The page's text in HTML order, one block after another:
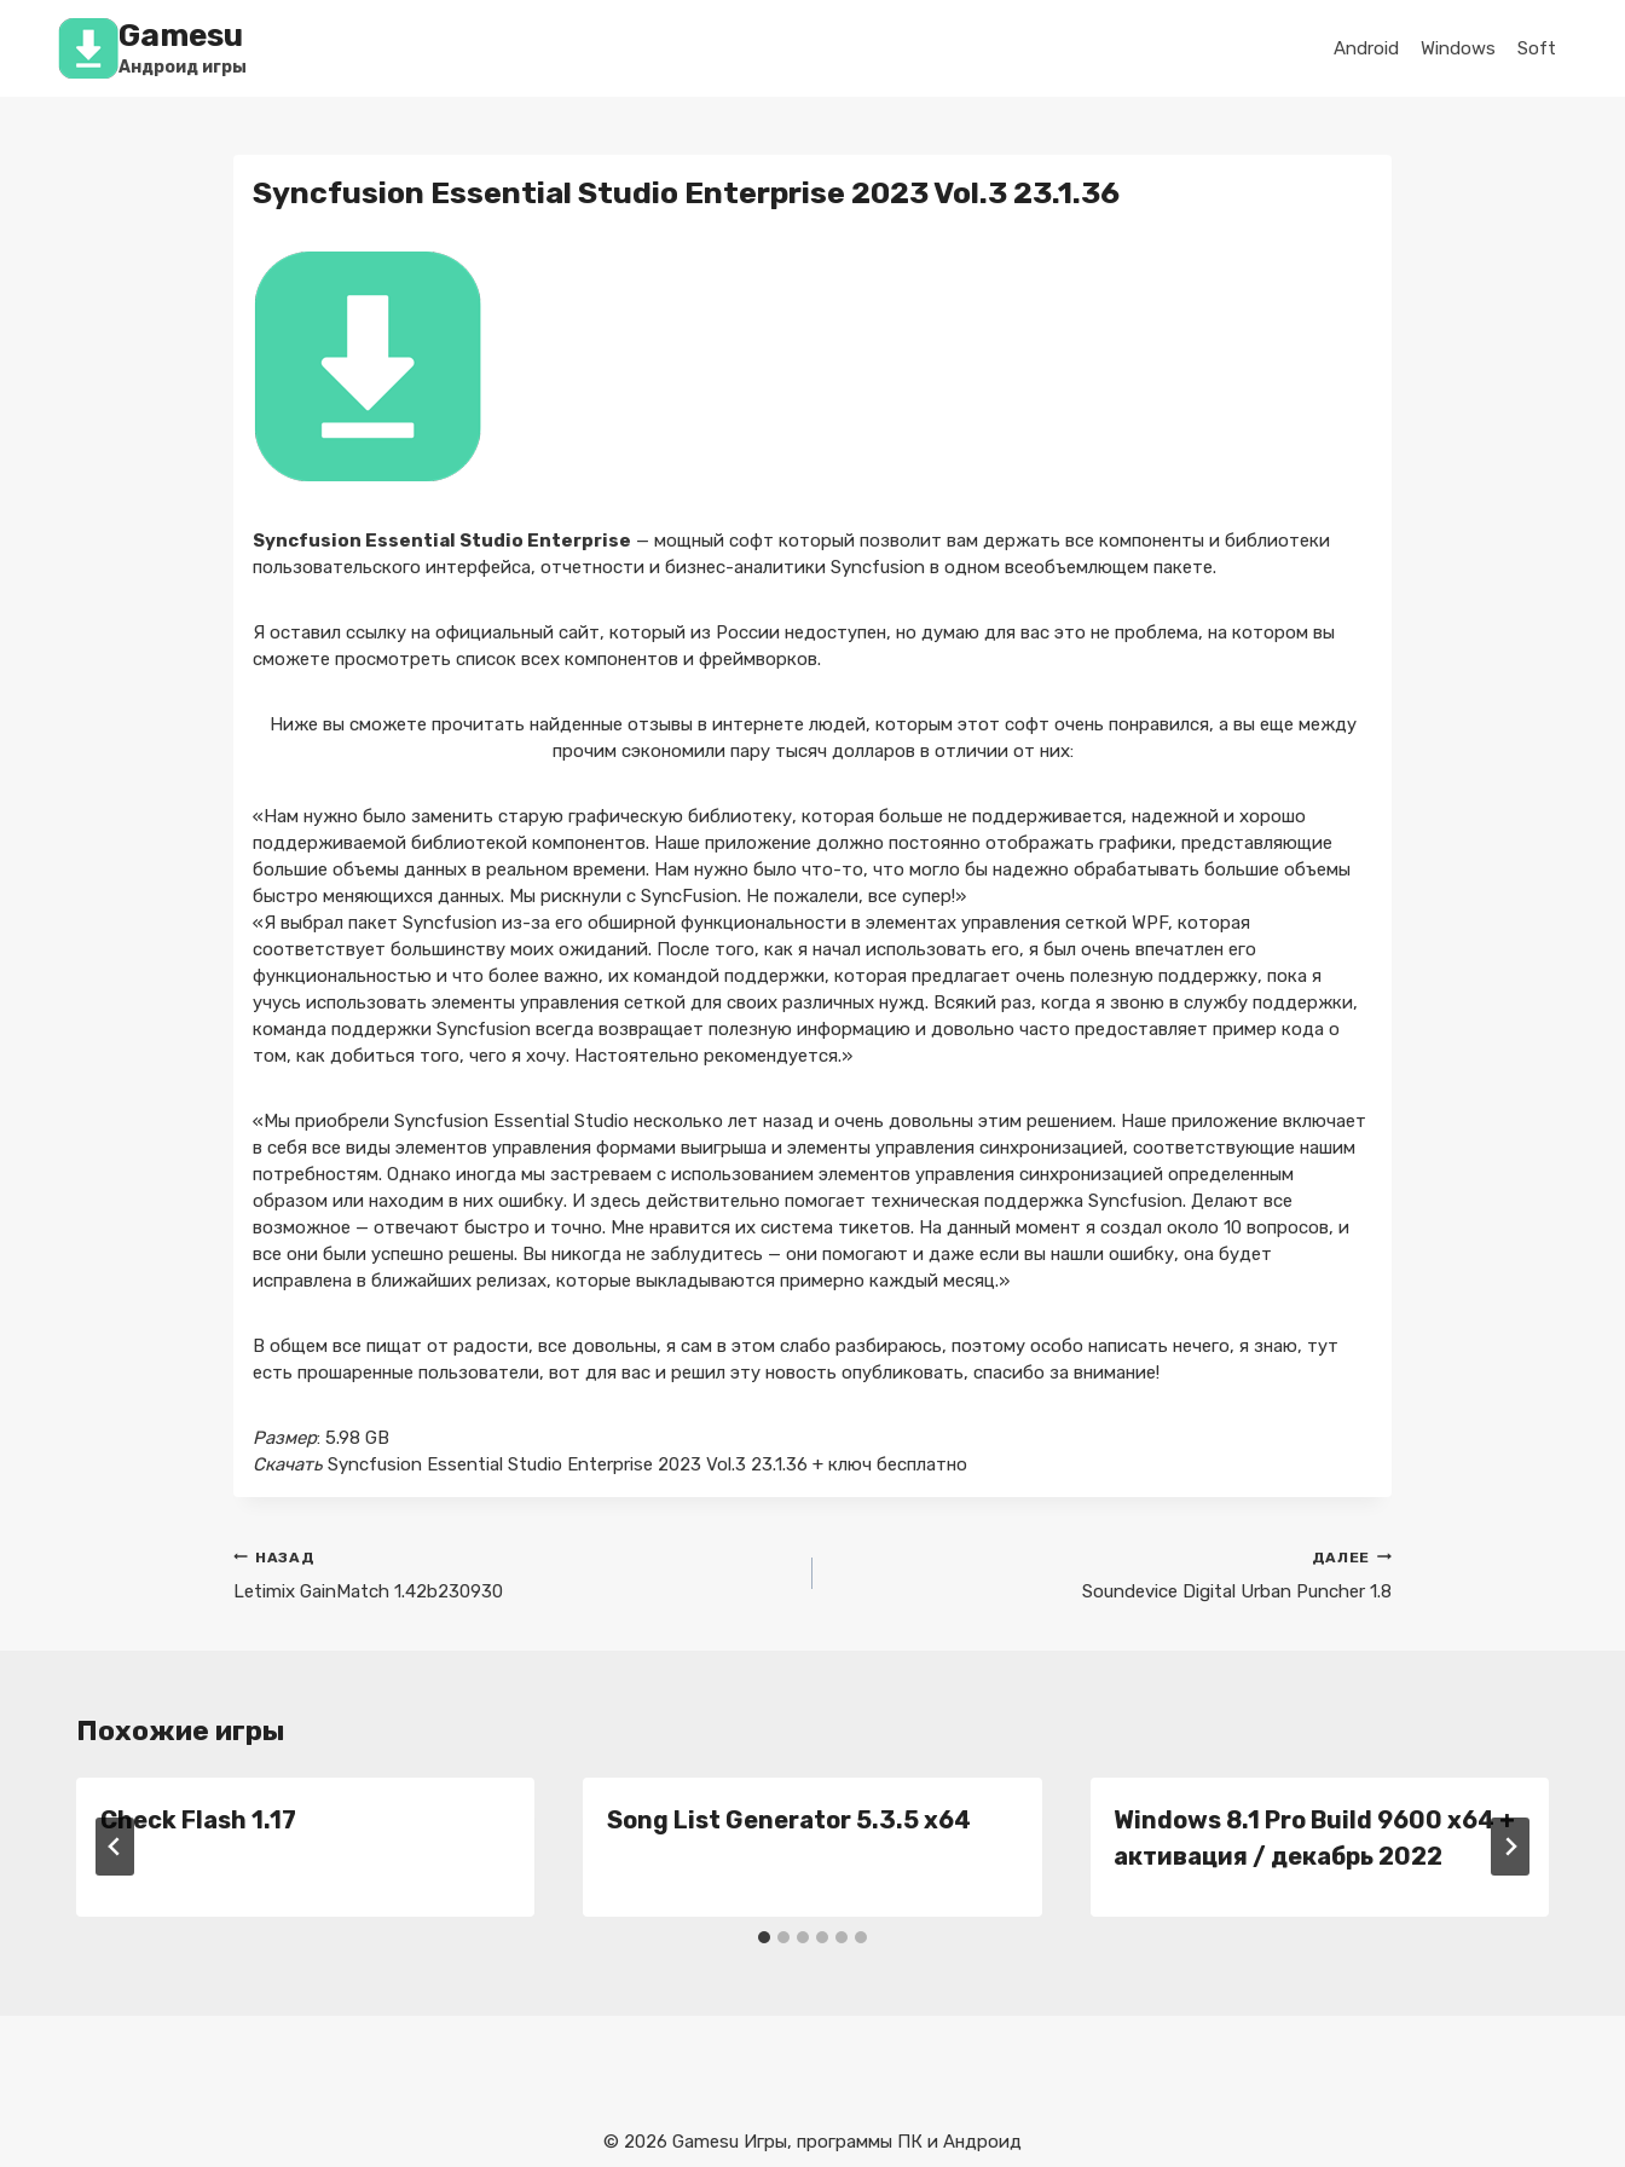
Перейти
содержимому
Gamesu
Андроид игры
Android Windows Soft
Syncfusion Essential Studio Enterprise 2023 Vol.3 23.1.36
Syncfusion Essential Studio Enterprise — мощный софт который позволит вам держать все компоненты и библиотеки
пользовательского интерфейса, отчетности и бизнес-аналитики Syncfusion в одном всеобъемлющем пакете.
Я оставил ссылку на официальный сайт, который из России недоступен, но думаю для вас это не проблема, на котором вы
сможете просмотреть список всех компонентов и фреймворков.
Ниже вы сможете прочитать найденные отзывы в интернете людей, которым этот софт очень понравился, а вы еще между
прочим сэкономили пару тысяч долларов в отличии от них:
«Нам нужно было заменить старую графическую библиотеку, которая больше не поддерживается, надежной и хорошо
поддерживаемой библиотекой компонентов. Наше приложение должно постоянно отображать графики, представляющие
большие объемы данных в реальном времени. Нам нужно было что-то, что могло бы надежно обрабатывать большие объемы
быстро меняющихся данных. Мы рискнули с SyncFusion. Не пожалели, все супер!»
«Я выбрал пакет Syncfusion из-за его обширной функциональности в элементах управления сеткой WPF, которая
соответствует большинству моих ожиданий. После того, как я начал использовать его, я был очень впечатлен его
функциональностью и что более важно, их командой поддержки, которая предлагает очень полезную поддержку, пока я
учусь использовать элементы управления сеткой для своих различных нужд. Всякий раз, когда я звоню в службу поддержки,
команда поддержки Syncfusion всегда возвращает полезную информацию и довольно часто предоставляет пример кода о
том, как добиться того, чего я хочу. Настоятельно рекомендуется.»
«Мы приобрели Syncfusion Essential Studio несколько лет назад и очень довольны этим решением. Наше приложение включает
в себя все виды элементов управления формами выигрыша и элементы управления синхронизацией, соответствующие нашим
потребностям. Однако иногда мы застреваем с использованием элементов управления синхронизацией определенным
образом или находим в них ошибку. И здесь действительно помогает техническая поддержка Syncfusion. Делают все
возможное — отвечают быстро и точно. Мне нравится их система тикетов. На данный момент я создал около 10 вопросов, и
все они были успешно решены. Вы никогда не заблудитесь — они помогают и даже если вы нашли ошибку, она будет
исправлена в ближайших релизах, которые выкладываются примерно каждый месяц.»
В общем все пищат от радости, все довольны, я сам в этом слабо разбираюсь, поэтому особо написать нечего, я знаю, тут
есть прошаренные пользователи, вот для вас и решил эту новость опубликовать, спасибо за внимание!
Размер: 5.98 GB
СкачатьSyncfusion Essential Studio Enterprise 2023 Vol.3 23.1.36 + ключ бесплатно
Навигация
по
НАЗАД
Letimix GainMatch 1.42b230930
ДАЛЕЕ
Soundevice Digital Urban Puncher 1.8
Похожие игры
Check Flash 1.17 Song List Generator 5.3.5 x64
Windows 8.1 Pro Build 9600 x64 +
активация / декабрь 2022
© 2026 Gamesu Игры, программы ПК и Андроид